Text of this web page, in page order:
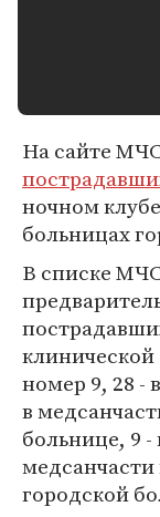
На сайте
ночном
больницах
В списке
клинической
номер 9, 28 -
в
больнице, 9 -
медсанчасти
городской